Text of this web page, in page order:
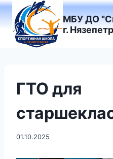
Перейти
к
содержимому
МБУ ДО
г.
ГТО для
01.10.2025